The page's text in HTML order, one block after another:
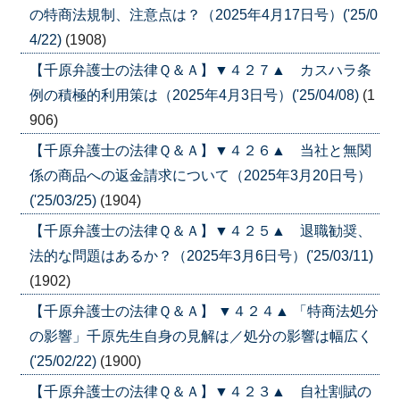
の特商法規制、注意点は？（2025年4月17日号）('25/0
4/22) (1908)
【千原弁護士の法律Ｑ＆Ａ】▼４２７▲ カスハラ条
例の積極的利用策は（2025年4月3日号）('25/04/08) (1
906)
【千原弁護士の法律Ｑ＆Ａ】▼４２６▲ 当社と無関
係の商品への返金請求について（2025年3月20日号）
('25/03/25) (1904)
【千原弁護士の法律Ｑ＆Ａ】▼４２５▲ 退職勧奨、
法的な問題はあるか？（2025年3月6日号）('25/03/11)
(1902)
【千原弁護士の法律Ｑ＆Ａ】 ▼４２４▲ 「特商法処分
の影響」千原先生自身の見解は／処分の影響は幅広く
('25/02/22) (1900)
【千原弁護士の法律Ｑ＆Ａ】▼４２３▲ 自社割賦の